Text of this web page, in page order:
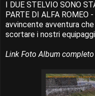
I DUE STELVIO SONO
PARTE DI ALFA
avvincente avventura
scortare i nostri
Link Foto Album completo